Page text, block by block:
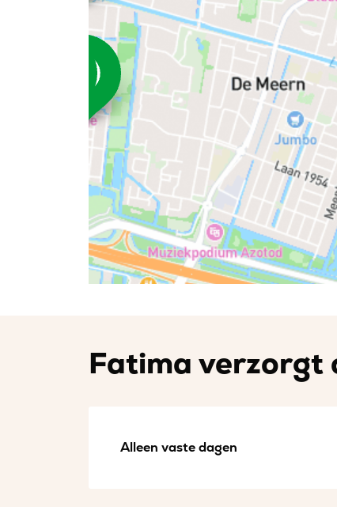
Fatima verzorgt
Alleen vaste dagen